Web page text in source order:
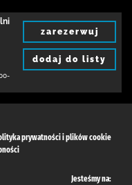
zarezerwuj
dodaj do listy
prywatności i plików cookie
Jesteśmy na: